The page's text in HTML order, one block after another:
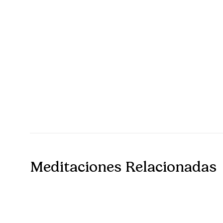
Meditaciones Relacionadas